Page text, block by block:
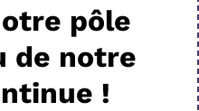
pôle
de notre
!